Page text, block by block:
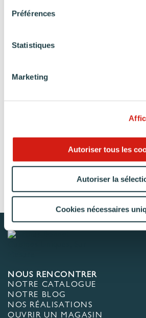
Préférences
Statistiques
Marketing
Autoriser tous les
Autoriser la
Cookies nécessaires
Accueil
Collection
NOUS RENCONTRER
NOTRE CATALOGUE
NOTRE BLOG
NOS RÉALISATIONS
OUVRIR UN MAGASIN